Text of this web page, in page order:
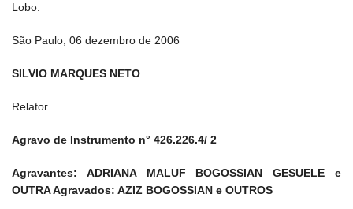
Lobo.
São Paulo, 06 dezembro de 2006
SILVIO MARQUES NETO
Relator
Agravo de Instrumento n° 426.226.4/ 2
Agravantes: ADRIANA MALUF BOGOSSIAN GESUELE e
OUTRA Agravados: AZIZ BOGOSSIAN e OUTROS